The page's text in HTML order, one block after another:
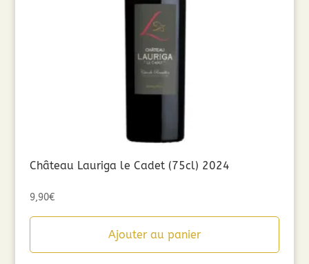
Château Lauriga le Cadet (75cl) 2024
9,90€
Ajouter au panier